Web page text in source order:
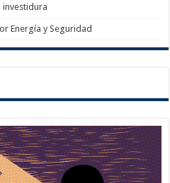
investidura
Energía y Seguridad